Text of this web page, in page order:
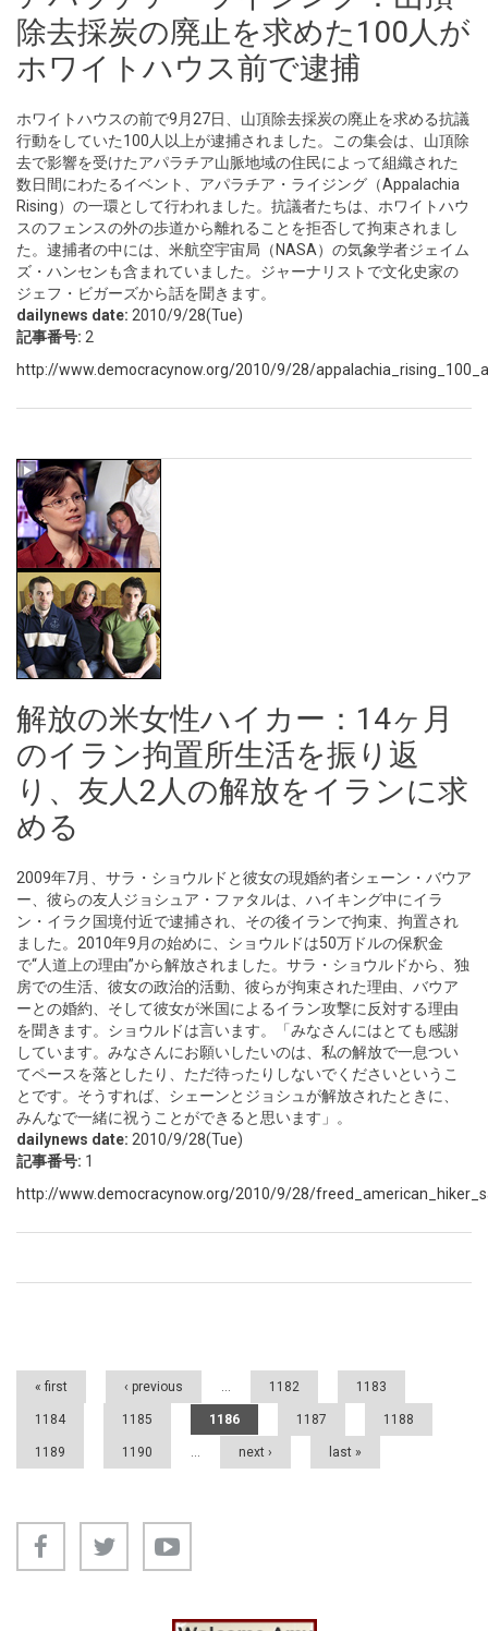
除去採炭の廃止を求めた100人が
ホワイトハウス前で逮捕
ホワイトハウスの前で9月27日、山頂除去採炭の廃止を求める抗議
行動をしていた100人以上が逮捕されました。この集会は、山頂除
去で影響を受けたアパラチア山脈地域の住民によって組織された
数日間にわたるイベント、アパラチア・ライジング（Appalachia
Rising）の一環として行われました。抗議者たちは、ホワイトハウ
スのフェンスの外の歩道から離れることを拒否して拘束されまし
た。逮捕者の中には、米航空宇宙局（NASA）の気象学者ジェイム
ズ・ハンセンも含まれていました。ジャーナリストで文化史家の
ジェフ・ビガーズから話を聞きます。
dailynews date: 2010/9/28(Tue)
記事番号: 2
http://www.democracynow.org/2010/9/28/
解放の米女性ハイカー：14ヶ月
のイラン拘置所生活を振り返
り、友人2人の解放をイランに求
める
2009年7月、サラ・ショウルドと彼女の現婚約者シェーン・バウア
ー、彼らの友人ジョシュア・ファタルは、ハイキング中にイラ
ン・イラク国境付近で逮捕され、その後イランで拘束、拘置され
ました。2010年9月の始めに、ショウルドは50万ドルの保釈金
で“人道上の理由”から解放されました。サラ・ショウルドから、独
房での生活、彼女の政治的活動、彼らが拘束された理由、バウア
ーとの婚約、そして彼女が米国によるイラン攻撃に反対する理由
を聞きます。ショウルドは言います。「みなさんにはとても感謝
しています。みなさんにお願いしたいのは、私の解放で一息つい
てペースを落としたり、ただ待ったりしないでくださいというこ
とです。そうすれば、シェーンとジョシュが解放されたときに、
みんなで一緒に祝うことができると思います」。
dailynews date: 2010/9/28(Tue)
記事番号: 1
http://www.democracynow.org/2010/9/28/
« first ‹ previous … 1182 1183
1184 1185 1186 1187 1188
1189 1190 … next › last »